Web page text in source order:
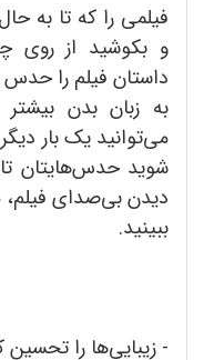
فیلمی را که تا به
و بکوشید از روی
داستان فیلم را حدس
به زبان بدن
می‌توانید یک بار
شوید حدس‌هایتان
دیدن بی‌صدای فیلم،
ببینید.
- زیبایی‌ها را تحسین